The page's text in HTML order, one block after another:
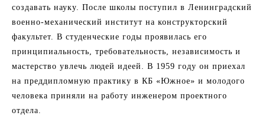
создавать науку. После школы поступил в Ленинградский
военно-механический институт на конструкторский
факультет. В студенческие годы проявилась его
принципиальность, требовательность, независимость и
мастерство увлечь людей идеей. В 1959 году он приехал
на преддипломную практику в КБ «Южное» и молодого
человека приняли на работу инженером проектного
отдела.